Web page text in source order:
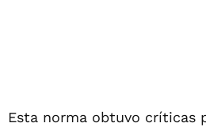
Esta norma obtuvo críticas